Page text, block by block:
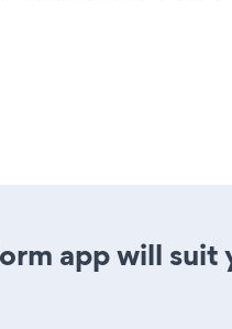
app will suit